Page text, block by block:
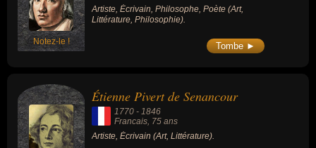
Notez-le !
Artiste, Écrivain, Philosophe, Poète (Art,
Littérature, Philosophie).
Tombe ►
Étienne Pivert de Senancour
1770 - 1846
Francais , 75 ans
Artiste, Écrivain (Art, Littérature).